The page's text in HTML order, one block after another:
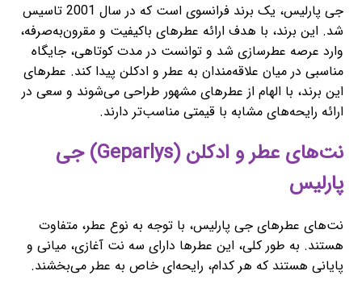
جی پارلیس، یک برند فرانسوی است که در سال 2001 تاسیس
شد. این برند، با هدف ارائه عطرهای باکیفیت و مقرون‌به‌صرفه،
وارد عرصه عطرسازی شد و توانست در مدت کوتاهی، جایگاه
مناسبی در میان علاقه‌مندان به عطر و ادکلن پیدا کند. عطرهای
این برند، با الهام از عطرهای مشهور طراحی می‌شوند و سعی در
ارائه رایحه‌های مشابه با قیمتی مناسب‌تر دارند.
نت‌های عطر و ادکلن (Geparlys) جی
پارلیس
نت‌های عطرهای جی پارلیس، با توجه به نوع عطر، متفاوت
هستند. به طور کلی، این عطرها دارای سه نت آغازی، میانی و
پایانی هستند که هر کدام، رایحه‌ای خاص به عطر می‌بخشند.